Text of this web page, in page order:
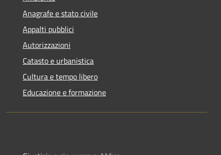
Anagrafe e stato civile
Appalti pubblici
Autorizzazioni
Catasto e urbanistica
Cultura e tempo libero
Educazione e formazione